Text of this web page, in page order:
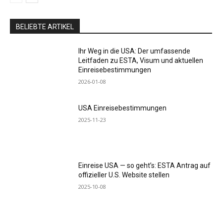
BELIEBTE ARTIKEL
Ihr Weg in die USA: Der umfassende
Leitfaden zu ESTA, Visum und aktuellen
Einreisebestimmungen
2026-01-08
USA Einreisebestimmungen
2025-11-23
Einreise USA — so geht’s: ESTA Antrag auf
offizieller U.S. Website stellen
2025-10-08